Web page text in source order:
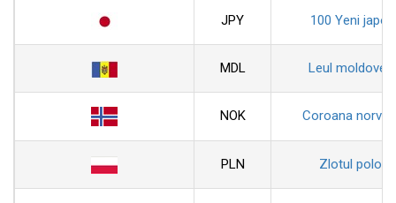
JPY 100 Yeni
MDL Leul
NOK Coroana
PLN Zlotul